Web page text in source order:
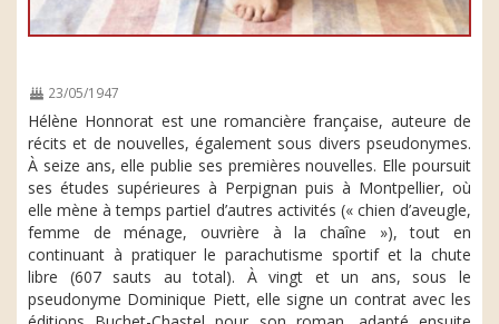
23/05/1947
Hélène Honnorat est une romancière française, auteure de
récits et de nouvelles, également sous divers pseudonymes.
À seize ans, elle publie ses premières nouvelles. Elle poursuit
ses études supérieures à Perpignan puis à Montpellier, où
elle mène à temps partiel d’autres activités (« chien d’aveugle,
femme de ménage, ouvrière à la chaîne »), tout en
continuant à pratiquer le parachutisme sportif et la chute
libre (607 sauts au total). À vingt et un ans, sous le
pseudonyme Dominique Piett, elle signe un contrat avec les